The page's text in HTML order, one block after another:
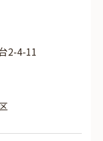
2-4-11